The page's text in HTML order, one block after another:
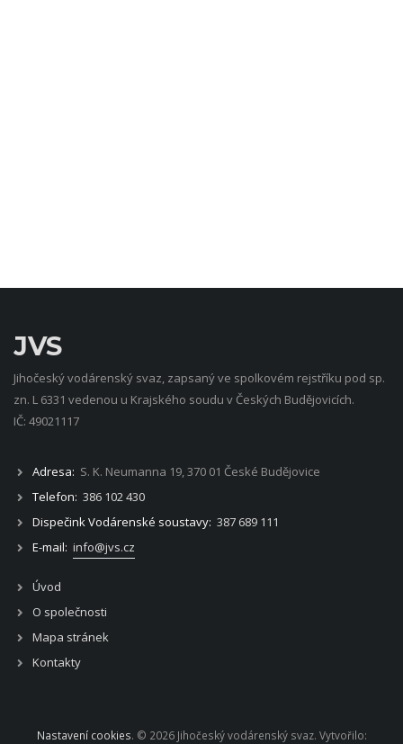
JVS
Jihočeský vodárenský svaz, zapsaný ve spolkovém rejstříku pod sp.
zn. L 6331 vedenou u Krajského soudu v Českých Budějovicích.
IČ: 49021117
Adresa: S. K. Neumanna 19, 370 01 České Budějovice
Telefon: 386 102 430
Dispečink Vodárenské soustavy: 387 689 111
E-mail: info@jvs.cz
Úvod
O společnosti
Mapa stránek
Kontakty
Nastavení cookies. © 2026 Jihočeský vodárenský svaz. Vytvořilo: